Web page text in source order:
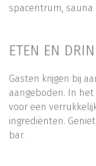
spacentrum,
ETEN EN
Gasten krijgen bij
aangeboden. In
voor een
ingrediënten.
bar.